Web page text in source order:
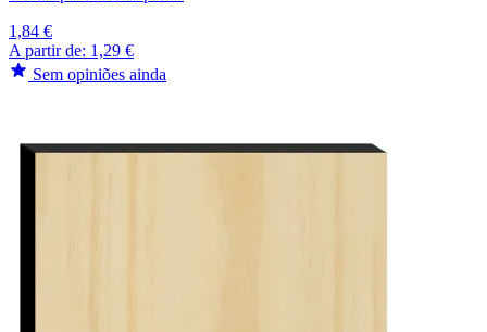
1,84 €
A partir de: 1,29 €
Sem opiniões ainda